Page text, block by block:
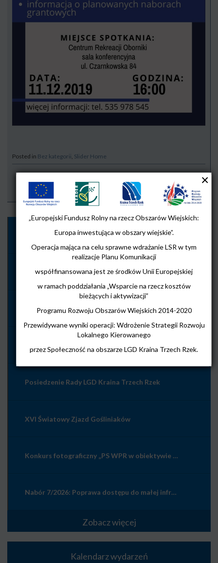
Posted in Bez kategorii, Slider Home
Strona Główna 2019 11
/
Zapraszamy na spotkanie dotyczące PROJEKTÓW
/
Przystań NGO!
UWAGA!
Smart Village
Ogłoszenie o naborze wniosków na powierzenie grantów w zakresie Przygotowania koncepcji Smart Village z dnia 10 lipca 2026
Posiedzenie Rady LGD Kraina Trzech Rzek
XVI Światowy Zjazd Gośliniaków
Konkurs fotograficzny „PS WPR w obiektywie – wieś wczoraj, dziś i jutro”
Nabór 7/2026: Poprawa dostępu do małej infrastruktury publicznej
Zobacz więcej
Kalendarz wydarzeń
„Europejski Fundusz Rolny na rzecz Obszarów Wiejskich:
Europa inwestująca w obszary wiejskie”.
Operacja mająca na celu sprawne wdrażanie LSR w tym
realizacje Planu Komunikacji
współfinansowana jest ze środków Unii Europejskiej
w ramach poddziałania „Wsparcie na rzecz kosztów
bieżących i aktywizacji”
Programu Rozwoju Obszarów Wiejskich 2014-2020
Przewidywane wyniki operacji: Wdrożenie Strategii Rozwoju
Lokalnego Kierowanego
przez Społeczność na obszarze LGD Kraina Trzech Rzek.